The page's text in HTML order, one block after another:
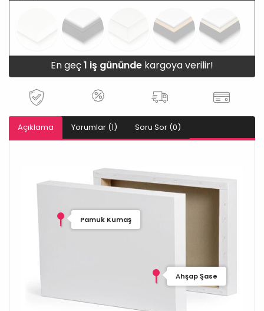
En geç1 iş gününde kargoya verilir!
Açıklama Yorumlar (1) Soru Sor (0)
Pamuk Kumaş
Ahşap Şase